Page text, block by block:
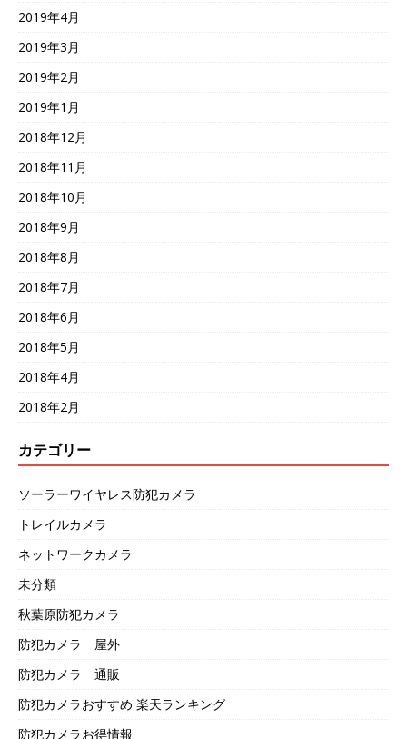
2019年4月
2019年3月
2019年2月
2019年1月
2018年12月
2018年11月
2018年10月
2018年9月
2018年8月
2018年7月
2018年6月
2018年5月
2018年4月
2018年2月
カテゴリー
ソーラーワイヤレス防犯カメラ
トレイルカメラ
ネットワークカメラ
未分類
秋葉原防犯カメラ
防犯カメラ 屋外
防犯カメラ 通販
防犯カメラおすすめ 楽天ランキング
防犯カメラお得情報